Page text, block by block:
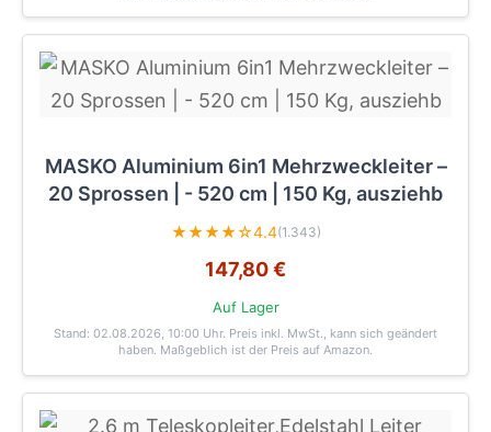
MASKO Aluminium 6in1 Mehrzweckleiter –
20 Sprossen | - 520 cm | 150 Kg, ausziehb
★★★★☆4.4(1.343)
147,80 €
Auf Lager
Stand: 02.08.2026, 10:00 Uhr. Preis inkl. MwSt., kann sich geändert
haben. Maßgeblich ist der Preis auf Amazon.